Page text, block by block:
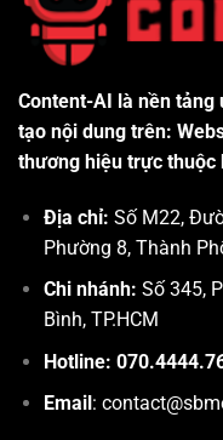
Content-AI là nền
tạo nội dung trên:
thương hiệu trực thuộc
Địa chỉ: Số M22,
Phường 8, Thành
Chi nhánh: Số 345,
Bình, TP.HCM
Hotline:
Email :